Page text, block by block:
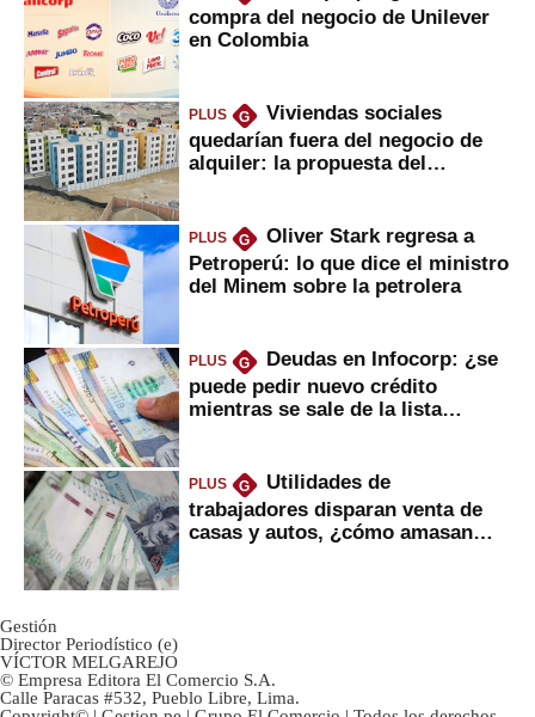
compra del negocio de Unilever
en Colombia
PLUS G
Viviendas sociales
quedarían fuera del negocio de
alquiler: la propuesta del
PLUS G
Oliver Stark regresa a
Petroperú: lo que dice el ministro
del Minem sobre la petrolera
PLUS G
Deudas en Infocorp: ¿se
puede pedir nuevo crédito
mientras se sale de la lista
PLUS G
Utilidades de
trabajadores disparan venta de
casas y autos, ¿cómo amasan
Gestión
Director Periodístico (e)
VÍCTOR MELGAREJO
© Empresa Editora El Comercio S.A.
Calle Paracas #532, Pueblo Libre, Lima.